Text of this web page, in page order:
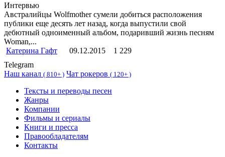
Интервью
Австралийцы Wolfmother сумели добиться расположения
публики еще десять лет назад, когда выпустили свой
дебютный одноименный альбом, подаривший жизнь песням
Woman,...
Катерина Гафт
09.12.2015
1 229
Telegram
Наш канал ( 810+ ) Чат рокеров ( 120+ )
Тексты и переводы песен
Жанры
Компании
Фильмы и сериалы
Книги и пресса
Правообладателям
Контакты